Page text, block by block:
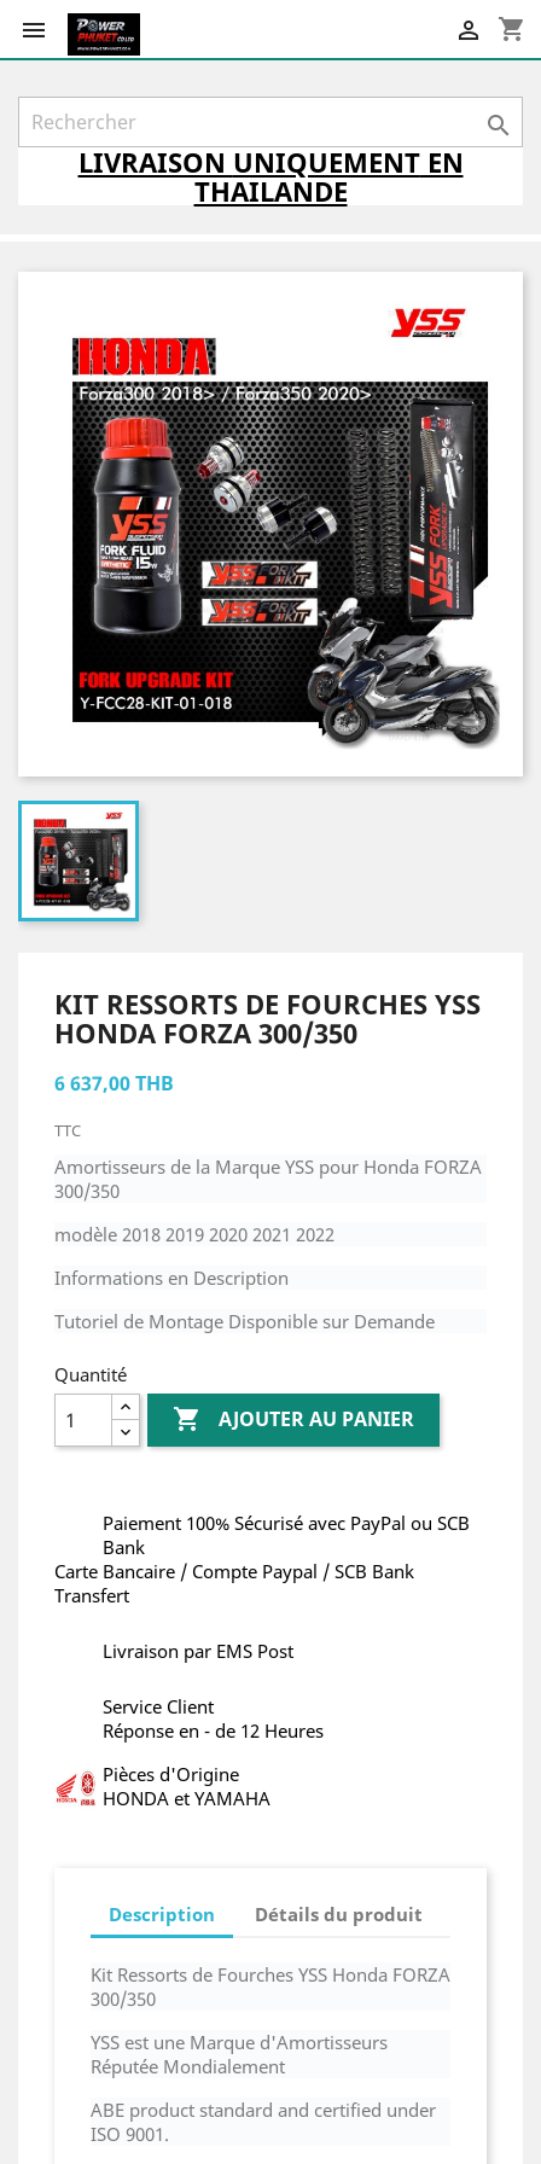
 shopping_cart


LIVRAISON UNIQUEMENTEN
THAILANDE
KIT RESSORTS DE FOURCHES YSS
HONDA FORZA 300/350
6 637,00 THB
TTC
Amortisseurs de la Marque YSS pour Honda FORZA
300/350
modèle 2018 2019 2020 2021 2022
Informations en Description
Tutoriel de Montage Disponible sur Demande
Quantité
 AJOUTER AU PANIER
Paiement 100% Sécurisé avec PayPal ou SCB
Bank
Carte Bancaire / Compte Paypal / SCB Bank
Transfert
Livraison par EMS Post
Service Client
Réponse en - de 12 Heures
Pièces d'Origine
HONDA et YAMAHA
Description Détails du produit
Kit Ressorts de Fourches YSS Honda FORZA
300/350
YSS est une Marque d'Amortisseurs
Réputée Mondialement
ABE product standard and certified under
ISO 9001.